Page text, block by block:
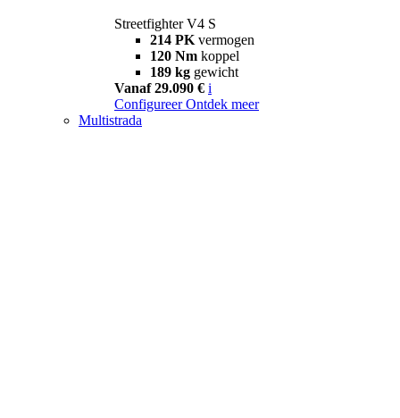
Streetfighter V4 S
214 PK vermogen
120 Nm koppel
189 kg gewicht
Vanaf 29.090 € i
Configureer Ontdek meer
Multistrada